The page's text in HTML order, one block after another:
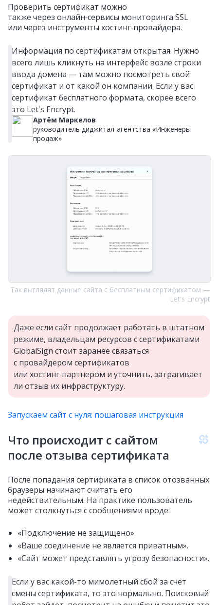
Проверить сертификат можно
также через онлайн‑сервисы мониторинга SSL
или через инструменты хостинг‑провайдера.
Информация по сертификатам открытая. Нужно
всего лишь кликнуть на интерфейс возле строки
ввода домена — там можно посмотреть свой
сертификат и от какой он компании. Если у вас
сертификат бесплатного формата, скорее всего
это Let's Encrypt.
Артём Маркелов
руководитель диджитал‑агентства «Инженеры
продаж»
Так выглядят данные сайта с бесплатным сертификатом —
Let's Encrypt
Даже если сайт продолжает работать в штатном
режиме, владельцам ресурсов с сертификатами
GlobalSign стоит заранее связаться
с провайдером сертификатов
или хостинг‑партнером и уточнить, затрагивает
ли отзыв их инфраструктуру.
Запускаем сайт с нуля: пошаговая инструкция
Что происходит с сайтом
после отзыва сертификата
После попадания сертификата в список отозванных
браузеры начинают считать его
недействительным. На практике пользователь
может столкнуться с сообщениями вроде:
«Подключение не защищено».
«Ваше соединение не является приватным».
«Сайт может представлять угрозу безопасности».
Если у вас какой-то мимолетный сбой за счёт
смены сертификата, то это нормально. Поисковый